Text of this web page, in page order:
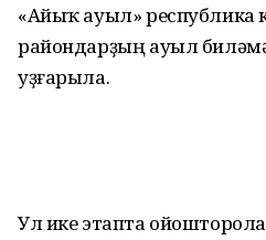
«Айыҡ ауыл» республика
райондарҙың ауыл
уҙғарыла.
Ул ике этапта